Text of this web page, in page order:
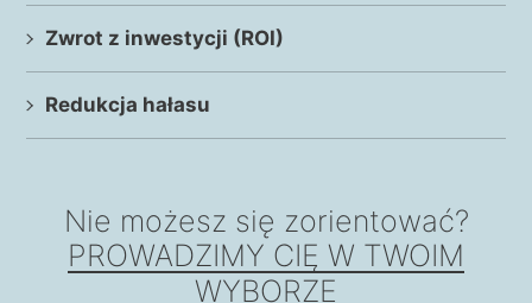
Zwrot z inwestycji (ROI)
Redukcja hałasu
Nie możesz się zorientować?
PROWADZIMY CIĘ W TWOIM
WYBORZE